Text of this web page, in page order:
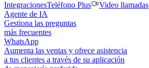
IntegracionesTeléfono Plus Video llamadas
Agente de IA
Gestiona las preguntas
más frecuentes
WhatsApp
Aumenta las ventas y ofrece asistencia
a tus clientes a través de su aplicación